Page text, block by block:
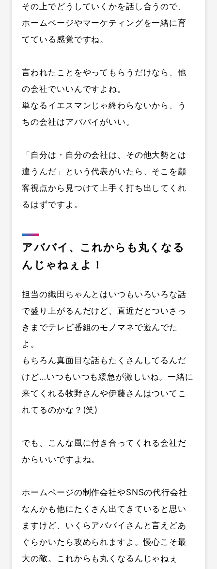
その上でどうしていくかを話し合うので、
ホームページやマーケティングを一緒に育
てている感覚ですね。
言われたことをやってもらうだけなら、他
の会社でいいんですよね。
単なるイエスマンじゃ終わらないから、う
ちの会社はアババイがいい。
「自分は・自分の会社は、その他大勢とは
違うんだ」という代表がいたら、そこを顧
客視点から見つけて上手く打ち出してくれ
るはずですよ。
アババイ、これからも丸くなる
んじゃねぇよ！
担当の織田ちゃんとはいつもいろいろな話
で盛り上がるんだけど、直近だとついさっ
きまでテレビ番組のモノマネで遊んでた
よ。
もちろん真面目な話もたくさんしてるんだ
けど…いつもいつも緩急が激しいね。一緒に
来てくれる牧野さんや伊藤さんはついてこ
れてるのかな？(笑)
でも、こんな風に付き合ってくれる会社だ
からいいですよね。
ホームページの制作会社やSNSの代行会社
なんかも他にたくさん出てきていると思い
ますけど、いくらアババイさんと言えどあ
ぐらかいたら攻められますよ。慢心こそ最
大の敵。これからも丸くなるんじゃねぇ